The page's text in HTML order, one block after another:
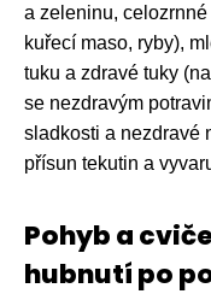
a zeleninu,
kuřecí maso, ryby),
tuku a zdravé tuky
se nezdravým
sladkosti a nezdravé
přísun tekutin a
Pohyb a
hubnutí po